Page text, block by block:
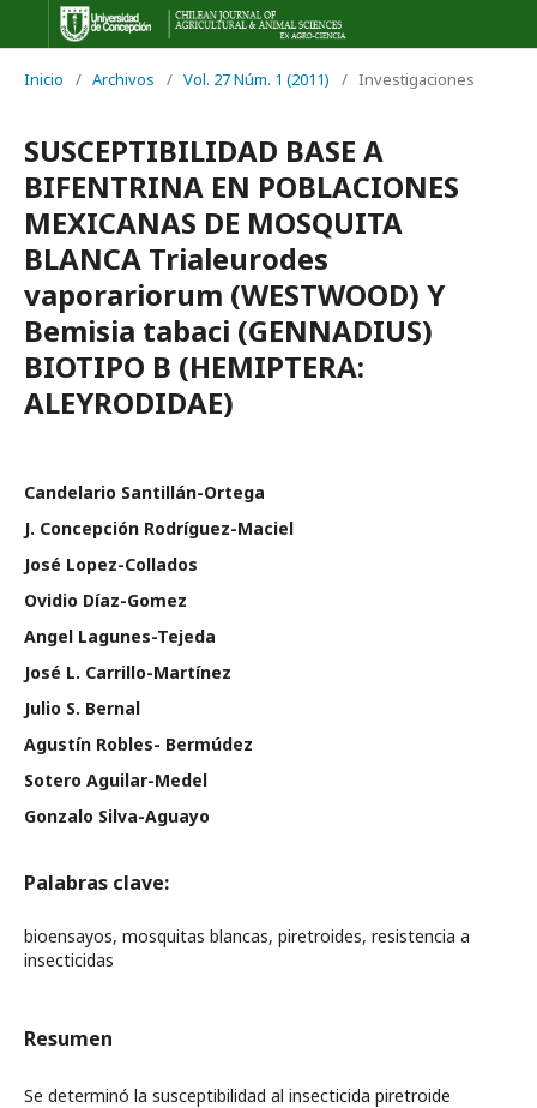
Inicio / Archivos / Vol. 27 Núm. 1 (2011) / Investigaciones
SUSCEPTIBILIDAD BASE A
BIFENTRINA EN POBLACIONES
MEXICANAS DE MOSQUITA
BLANCA Trialeurodes
vaporariorum (WESTWOOD) Y
Bemisia tabaci (GENNADIUS)
BIOTIPO B (HEMIPTERA:
ALEYRODIDAE)
Candelario Santillán-Ortega
J. Concepción Rodríguez-Maciel
José Lopez-Collados
Ovidio Díaz-Gomez
Angel Lagunes-Tejeda
José L. Carrillo-Martínez
Julio S. Bernal
Agustín Robles- Bermúdez
Sotero Aguilar-Medel
Gonzalo Silva-Aguayo
Palabras clave:
bioensayos, mosquitas blancas, piretroides, resistencia a
insecticidas
Resumen
Se determinó la susceptibilidad al insecticida piretroide